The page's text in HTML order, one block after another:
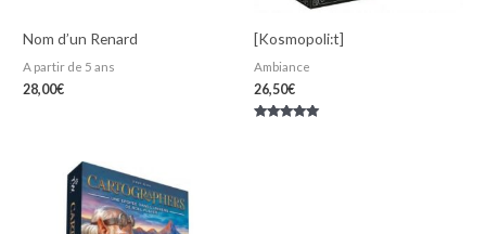
Nom d’un Renard
A partir de 5 ans
28,00€
[Kosmopoli:t]
Ambiance
26,50€